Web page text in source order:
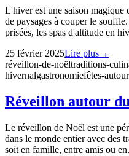
L'hiver est une saison
de paysages à couper le
prisées, les spas d'altitude en
25 février 2025Lire plus→
réveillon-de-noëltraditions-
hivernalgastronomiefêtes-
Réveillon autour
Le réveillon de Noël est une
dans le monde entier avec des
soit en famille, entre amis ou